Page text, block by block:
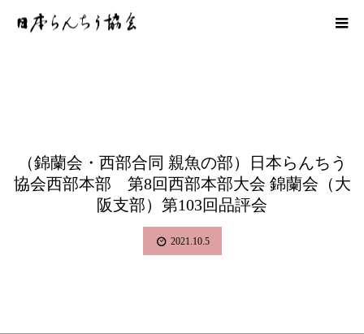
（錦蘭会・西部合同 親魚の部）日本らんちう
協会西部本部 第8回西部本部大会 錦蘭会（大
阪支部）第103回品評会
2021.10.5